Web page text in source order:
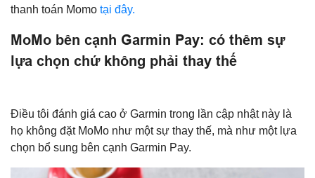
thanh toán Momo tại đây.
MoMo bên cạnh Garmin Pay: có thêm sự
lựa chọn chứ không phải thay thế
Điều tôi đánh giá cao ở Garmin trong lần cập nhật này là
họ không đặt MoMo như một sự thay thế, mà như một lựa
chọn bổ sung bên cạnh Garmin Pay.